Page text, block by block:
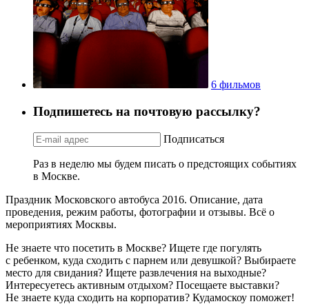
6 фильмов
Подпишетесь на почтовую рассылку?
Подписаться
Раз в неделю мы будем писать о предстоящих событиях
в Москве.
Праздник Московского автобуса 2016. Описание, дата
проведения, режим работы, фотографии и отзывы. Всё о
мероприятиях Москвы.
Не знаете что посетить в Москве? Ищете где погулять
с ребенком, куда сходить с парнем или девушкой? Выбираете
место для свидания? Ищете развлечения на выходные?
Интересуетесь активным отдыхом? Посещаете выставки?
Не знаете куда сходить на корпоратив? Кудамоскоу поможет!